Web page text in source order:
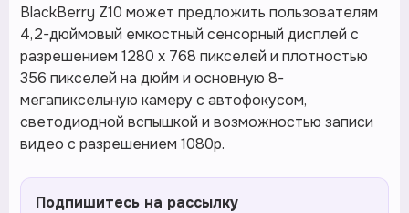
BlackBerry Z10 может предложить пользователям
4,2-дюймовый емкостный сенсорный дисплей с
разрешением 1280 х 768 пикселей и плотностью
356 пикселей на дюйм и основную 8-
мегапиксельную камеру с автофокусом,
светодиодной вспышкой и возможностью записи
видео с разрешением 1080p.
Подпишитесь на рассылку